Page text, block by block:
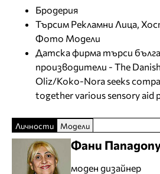
Бродерия
Търсим Рекламни Лица,
Фото Модели
Датска фирма търси
производители - The
Oliz/Koko-Nora seeks
together various sensory aid
Личности Модели
Фани
моден дизайнер